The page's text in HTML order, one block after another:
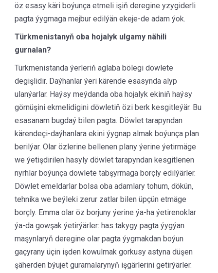
öz esasy käri boýunça etmeli işiň deregine yzygiderli
pagta ýygmaga mejbur edilýän ekeje-de adam ýok.
Türkmenistanyň oba hojalyk ulgamy nähili
gurnalan?
Türkmenistanda ýerleriň aglaba bölegi döwlete
degişlidir. Daýhanlar ýeri kärende esasynda alyp
ulanýarlar. Haýsy meýdanda oba hojalyk ekiniň haýsy
görnüşini ekmelidigini döwletiň özi berk kesgitleýär. Bu
esasanam bugdaý bilen pagta. Döwlet tarapyndan
kärendeçi-daýhanlara ekini ýygnap almak boýunça plan
berilýar. Olar özlerine bellenen plany ýerine ýetirmäge
we ýetişdirilen hasyly döwlet tarapyndan kesgitlenen
nyrhlar boýunça dowlete tabşyrmaga borçly edilýärler.
Döwlet emeldarlar bolsa oba adamlary tohum, dökün,
tehnika we beýleki zerur zatlar bilen üpçün etmäge
borçly. Emma olar öz borjuny ýerine ýa-ha ýetirenoklar
ýa-da gowşak ýetirýärler: has takygy pagta ýygýan
maşynlaryň deregine olar pagta ýygmakdan boýun
gaçyrany üçin işden kowulmak gorkusy astyna düşen
şäherden býujet guramalarynyň işgärlerini getirýärler.